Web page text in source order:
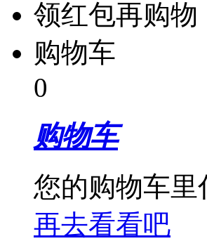
领红包再购物
购物车
0
购物车
您的购物车
再去看看吧